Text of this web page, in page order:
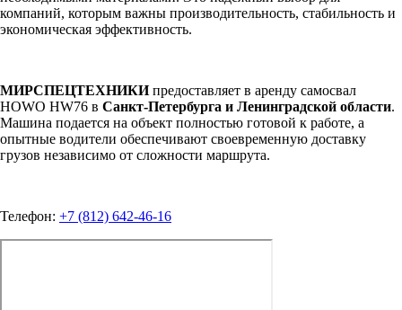
компаний, которым важны производительность, стабильность и
экономическая эффективность.
МИРСПЕЦТЕХНИКИпредоставляет в аренду самосвал
HOWO HW76 в Санкт-Петербурга и Ленинградской области.
Машина подается на объект полностью готовой к работе, а
опытные водители обеспечивают своевременную доставку
грузов независимо от сложности маршрута.
Телефон: +7 (812) 642-46-16